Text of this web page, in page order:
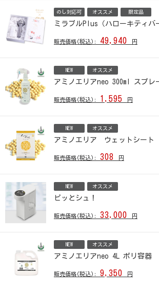
のし対応可 オススメ 限定品
ミラブルPlus（ハローキティバ
販売価格(税込): 49,940 円
NEW オススメ
アミノエリアneo 300ml スプレ
販売価格(税込): 1,595 円
NEW オススメ
アミノエリア ウェットシート
販売価格(税込): 308 円
NEW オススメ
ピッとシュ！
販売価格(税込): 33,000 円
NEW オススメ
アミノエリアneo 4L ポリ容器
販売価格(税込): 9,350 円